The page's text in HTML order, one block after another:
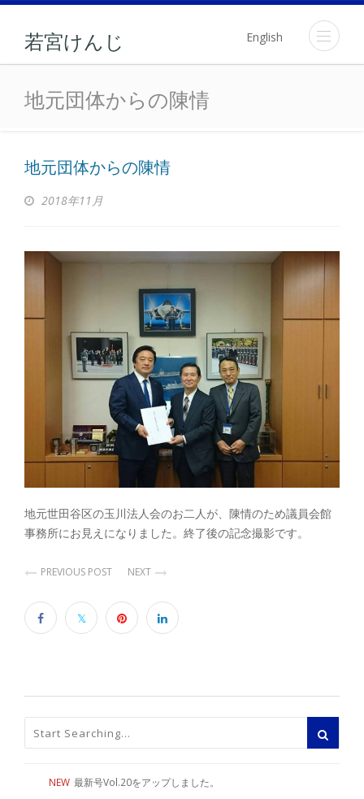
若宮けんじ English
地元団体からの陳情
地元団体からの陳情
地元団体からの陳情
2018年11月
地元世田谷区の玉川法人会のお二人が、陳情のため議員会館
事務所にお見えになりました。終了後の記念撮影です。
PREVIOUS POST NEXT
NEW 最新号Vol.20をアップしました。